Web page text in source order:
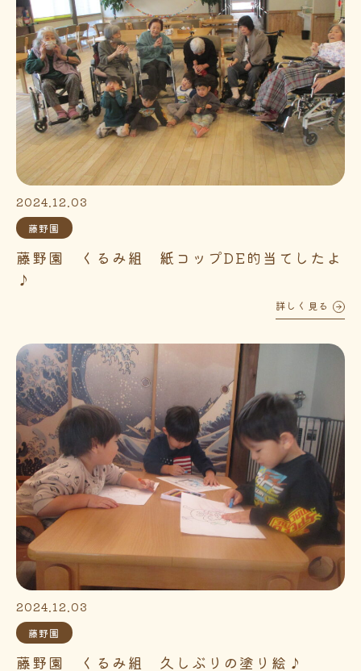
2024.12.03
藤野園
藤野園 くるみ組 紙コップDE的当てしたよ
♪
詳しく見る
2024.12.03
藤野園
藤野園 くるみ組 久しぶりの塗り絵♪